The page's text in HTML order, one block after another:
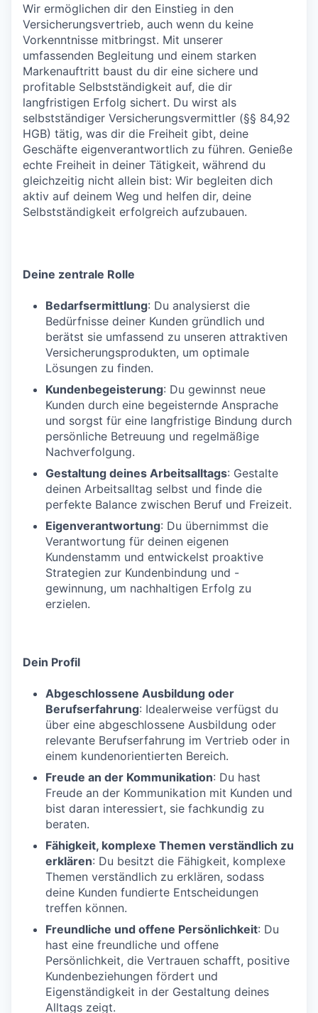
Wir ermöglichen dir den Einstieg in den
Versicherungsvertrieb, auch wenn du keine
Vorkenntnisse mitbringst. Mit unserer
umfassenden Begleitung und einem starken
Markenauftritt baust du dir eine sichere und
profitable Selbstständigkeit auf, die dir
langfristigen Erfolg sichert. Du wirst als
selbstständiger Versicherungsvermittler (§§ 84,92
HGB) tätig, was dir die Freiheit gibt, deine
Geschäfte eigenverantwortlich zu führen. Genieße
echte Freiheit in deiner Tätigkeit, während du
gleichzeitig nicht allein bist: Wir begleiten dich
aktiv auf deinem Weg und helfen dir, deine
Selbstständigkeit erfolgreich aufzubauen.
Deine zentrale Rolle
Bedarfsermittlung: Du analysierst die
Bedürfnisse deiner Kunden gründlich und
berätst sie umfassend zu unseren attraktiven
Versicherungsprodukten, um optimale
Lösungen zu finden.
Kundenbegeisterung: Du gewinnst neue
Kunden durch eine begeisternde Ansprache
und sorgst für eine langfristige Bindung durch
persönliche Betreuung und regelmäßige
Nachverfolgung.
Gestaltung deines Arbeitsalltags: Gestalte
deinen Arbeitsalltag selbst und finde die
perfekte Balance zwischen Beruf und Freizeit.
Eigenverantwortung: Du übernimmst die
Verantwortung für deinen eigenen
Kundenstamm und entwickelst proaktive
Strategien zur Kundenbindung und -
gewinnung, um nachhaltigen Erfolg zu
erzielen.
Dein Profil
Abgeschlossene Ausbildung oder
Berufserfahrung: Idealerweise verfügst du
über eine abgeschlossene Ausbildung oder
relevante Berufserfahrung im Vertrieb oder in
einem kundenorientierten Bereich.
Freude an der Kommunikation: Du hast
Freude an der Kommunikation mit Kunden und
bist daran interessiert, sie fachkundig zu
beraten.
Fähigkeit, komplexe Themen verständlich zu
erklären: Du besitzt die Fähigkeit, komplexe
Themen verständlich zu erklären, sodass
deine Kunden fundierte Entscheidungen
treffen können.
Freundliche und offene Persönlichkeit: Du
hast eine freundliche und offene
Persönlichkeit, die Vertrauen schafft, positive
Kundenbeziehungen fördert und
Eigenständigkeit in der Gestaltung deines
Alltags zeigt.